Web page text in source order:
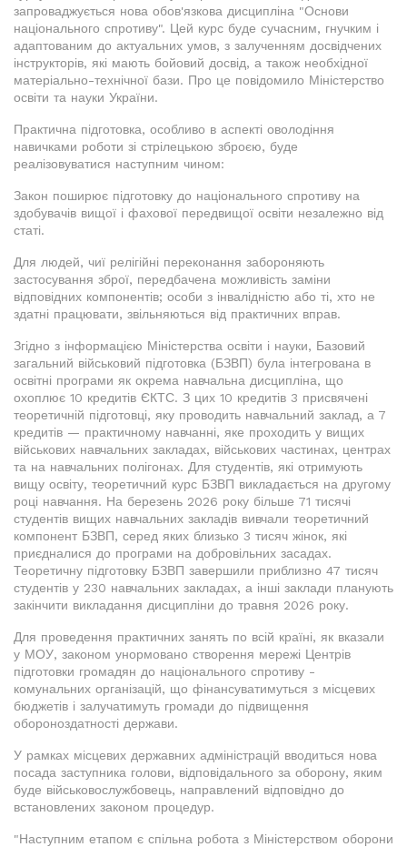
запроваджується нова обов'язкова дисципліна "Основи
національного спротиву". Цей курс буде сучасним, гнучким і
адаптованим до актуальних умов, з залученням досвідчених
інструкторів, які мають бойовий досвід, а також необхідної
матеріально-технічної бази. Про це повідомило Міністерство
освіти та науки України.
Практична підготовка, особливо в аспекті оволодіння
навичками роботи зі стрілецькою зброєю, буде
реалізовуватися наступним чином:
Закон поширює підготовку до національного спротиву на
здобувачів вищої і фахової передвищої освіти незалежно від
статі.
Для людей, чиї релігійні переконання забороняють
застосування зброї, передбачена можливість заміни
відповідних компонентів; особи з інвалідністю або ті, хто не
здатні працювати, звільняються від практичних вправ.
Згідно з інформацією Міністерства освіти і науки, Базовий
загальний військовий підготовка (БЗВП) була інтегрована в
освітні програми як окрема навчальна дисципліна, що
охоплює 10 кредитів ЄКТС. З цих 10 кредитів 3 присвячені
теоретичній підготовці, яку проводить навчальний заклад, а 7
кредитів — практичному навчанні, яке проходить у вищих
військових навчальних закладах, військових частинах, центрах
та на навчальних полігонах. Для студентів, які отримують
вищу освіту, теоретичний курс БЗВП викладається на другому
році навчання. На березень 2026 року більше 71 тисячі
студентів вищих навчальних закладів вивчали теоретичний
компонент БЗВП, серед яких близько 3 тисяч жінок, які
приєдналися до програми на добровільних засадах.
Теоретичну підготовку БЗВП завершили приблизно 47 тисяч
студентів у 230 навчальних закладах, а інші заклади планують
закінчити викладання дисципліни до травня 2026 року.
Для проведення практичних занять по всій країні, як вказали
у МОУ, законом унормовано створення мережі Центрів
підготовки громадян до національного спротиву -
комунальних організацій, що фінансуватимуться з місцевих
бюджетів і залучатимуть громади до підвищення
обороноздатності держави.
У рамках місцевих державних адміністрацій вводиться нова
посада заступника голови, відповідального за оборону, яким
буде військовослужбовець, направлений відповідно до
встановлених законом процедур.
"Наступним етапом є спільна робота з Міністерством оборони